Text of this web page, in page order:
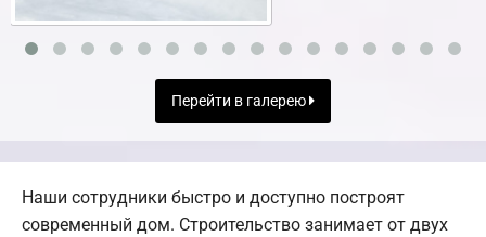
Перейти в галерею
Наши сотрудники быстро и доступно построят
современный дом. Строительство занимает от двух